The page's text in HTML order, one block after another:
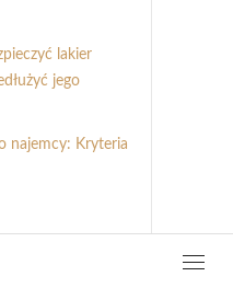
lakier
jego
najemcy: Kryteria